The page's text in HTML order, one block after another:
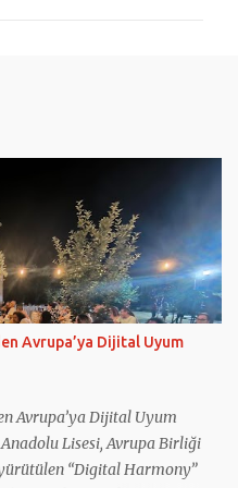
Avrupa’ya Dijital Uyum
Avrupa’ya Dijital Uyum
Lisesi, Avrupa Birliği
“Digital Harmony”